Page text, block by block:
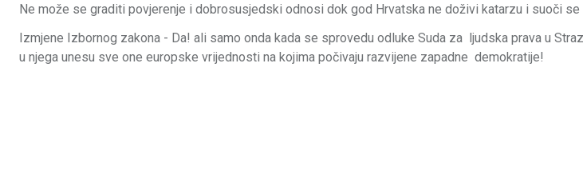
Ne može se graditi povjerenje i dobrosusjedski odnosi dok god Hrvatska ne doživi katarzu i suoči
Izmjene Izbornog zakona - Da! ali samo onda kada se sprovedu odluke Suda za ljudska prava u
u njega unesu sve one europske vrijednosti na kojima počivaju razvijene zapadne demokratije!